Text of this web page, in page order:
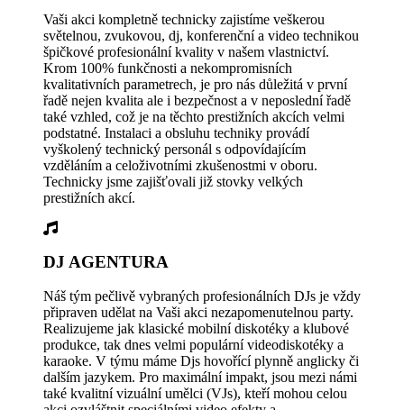
Vaši akci kompletně technicky zajistíme veškerou
světelnou, zvukovou, dj, konferenční a video technikou
špičkové profesionální kvality v našem vlastnictví.
Krom 100% funkčnosti a nekompromisních
kvalitativních parametrech, je pro nás důležitá v první
řadě nejen kvalita ale i bezpečnost a v neposlední řadě
také vzhled, což je na těchto prestižních akcích velmi
podstatné. Instalaci a obsluhu techniky provádí
vyškolený technický personál s odpovídajícím
vzděláním a celoživotními zkušenostmi v oboru.
Technicky jsme zajišťovali již stovky velkých
prestižních akcí.
DJ AGENTURA
Náš tým pečlivě vybraných profesionálních DJs je vždy
připraven udělat na Vaši akci nezapomenutelnou party.
Realizujeme jak klasické mobilní diskotéky a klubové
produkce, tak dnes velmi populární videodiskotéky a
karaoke. V týmu máme Djs hovořící plynně anglicky či
dalším jazykem. Pro maximální impakt, jsou mezi námi
také kvalitní vizuální umělci (VJs), kteří mohou celou